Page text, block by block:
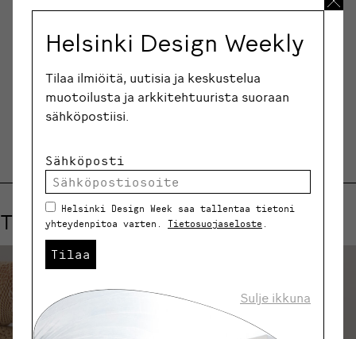
JAA
Tutustu myös näihin tapahtumiin
Helsinki Design Weekly
Tilaa ilmiöitä, uutisia ja keskustelua
muotoilusta ja arkkitehtuurista suoraan
sähköpostiisi.
Sähköposti
Helsinki Design Week saa tallentaa tietoni
yhteydenpitoa varten. Tietosuojaseloste .
Tilaa
Sulje ikkuna